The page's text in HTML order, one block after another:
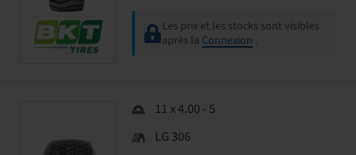
Les prix et les stocks sont visibles
après la Connexion .
11 x 4.00 - 5
LG 306